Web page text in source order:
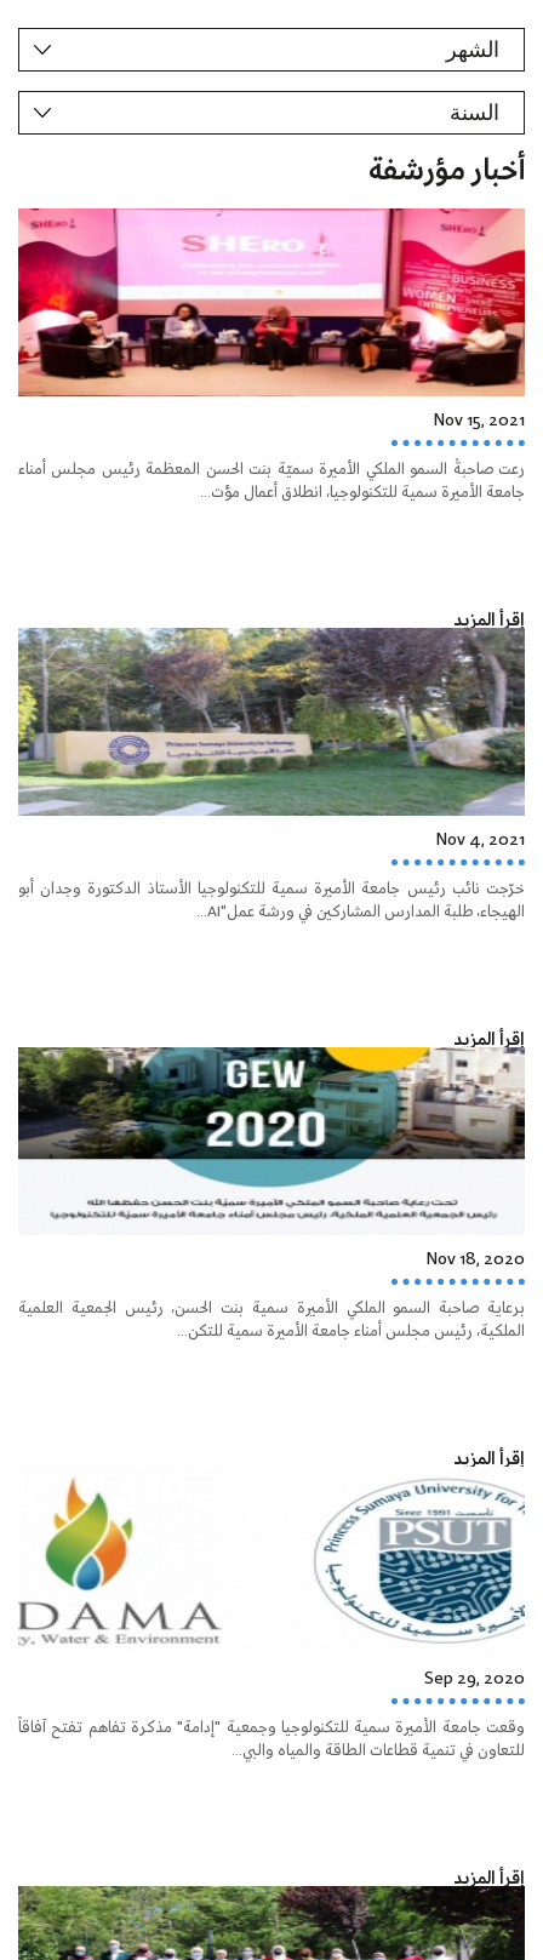
أخبار مؤرشفة
Nov 15, 2021
رعت صاحبةُ السمو الملكي الأميرة سميّة بنت الحسن المعظمة رئيس مجلس أمناء
جامعة الأميرة سمية للتكنولوجيا، انطلاق أعمال مؤت...
إقرأ المزيد
Nov 4, 2021
خرّجت نائب رئيس جامعة الأميرة سمية للتكنولوجيا الأستاذ الدكتورة وجدان أبو
الهيجاء، طلبة المدارس المشاركين في ورشة عمل"AI...
إقرأ المزيد
Nov 18, 2020
برعاية صاحبة السمو الملكي الأميرة سمية بنت الحسن، رئيس الجمعية العلمية
الملكية، رئيس مجلس أمناء جامعة الأميرة سمية للتكن...
إقرأ المزيد
Sep 29, 2020
وقعت جامعة الأميرة سمية للتكنولوجيا وجمعية "إدامة" مذكرة تفاهم تفتح آفاقاً
للتعاون في تنمية قطاعات الطاقة والمياه والبي...
إقرأ المزيد